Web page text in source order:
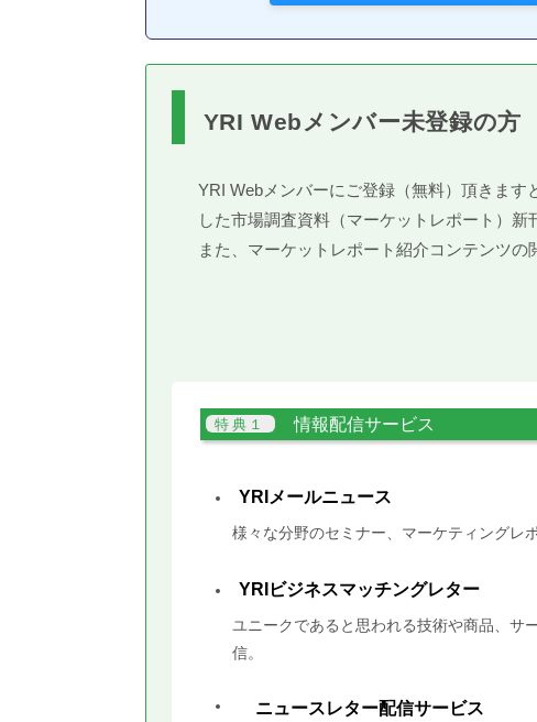
YRI Webメンバー未登録の方
YRI Webメンバーにご登録（無料）頂きま
した市場調査資料（マーケットレポート）新
また、マーケットレポート紹介コンテンツの
情報配信サービス
YRIメールニュース
様々な分野のセミナー、マーケティングレ
YRIビジネスマッチングレター
ユニークであると思われる技術や商品、サ
信。
ニュースレター配信サービス